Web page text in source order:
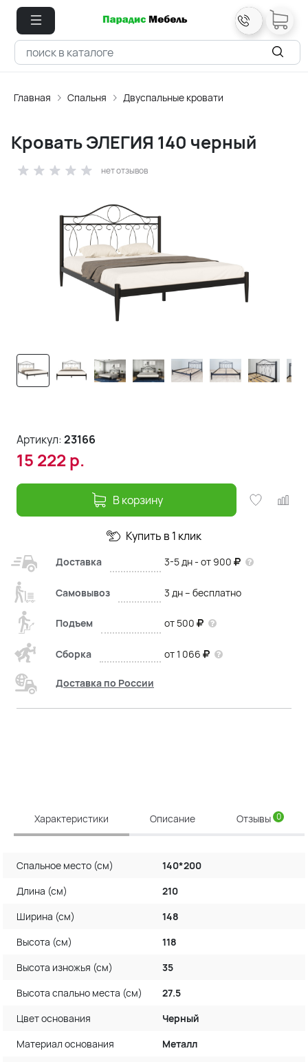
Главная Спальня Двуспальные кровати
Кровать ЭЛЕГИЯ 140 черный
нет отзывов
Артикул:23166
15 222р.
В корзину
Купить в 1 клик
Доставка 3-5 дн - от 900
Самовывоз 3 дн – бесплатно
Подъем от 500
Сборка от 1 066
Доставка по России
Характеристики Описание Отзывы 0
Спальное место (см)
140*200
Длина (см)
210
Ширина (см)
148
Высота (см)
118
Высота изножья (см)
35
Высота спально места (см)
27.5
Цвет основания
Черный
Материал основания
Металл